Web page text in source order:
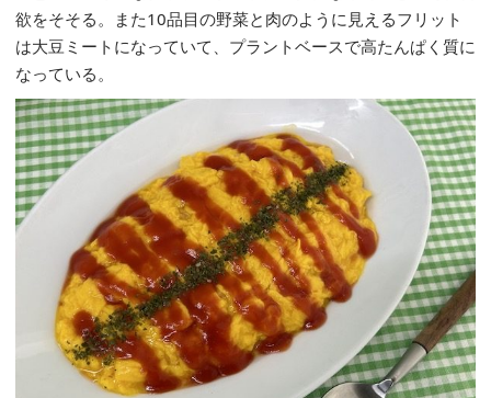
欲をそそる。また10品目の野菜と肉のように見えるフリット
は大豆ミートになっていて、プラントベースで高たんぱく質に
なっている。